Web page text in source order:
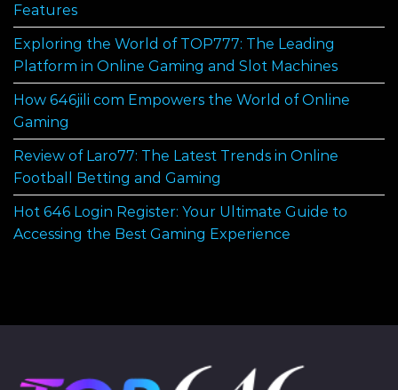
Features
Exploring the World of TOP777: The Leading
Platform in Online Gaming and Slot Machines
How 646jili com Empowers the World of Online
Gaming
Review of Laro77: The Latest Trends in Online
Football Betting and Gaming
Hot 646 Login Register: Your Ultimate Guide to
Accessing the Best Gaming Experience